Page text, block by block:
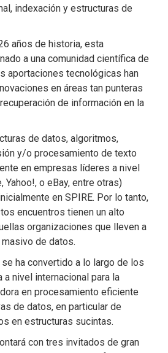
indexación y estructuras de
años de historia, esta
a una comunidad científica de
aportaciones tecnológicas han
en áreas tan punteras
de información en la
de datos, algoritmos,
y/o procesamiento de texto
en empresas líderes a nivel
Yahoo!, o eBay, entre otras)
en SPIRE. Por lo tanto,
encuentros tienen un alto
organizaciones que lleven a
de datos.
ha convertido a lo largo de los
a nivel internacional para la
en procesamiento eficiente
de datos, en particular de
en estructuras sucintas.
con tres invitados de gran